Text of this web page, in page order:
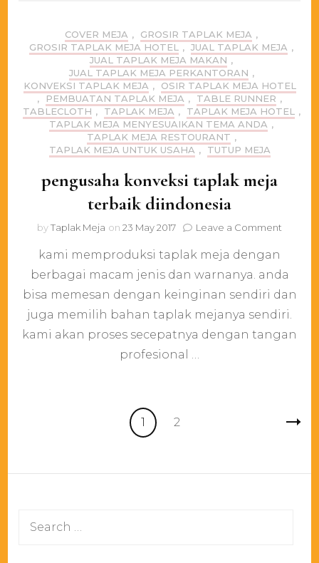
COVER MEJA , GROSIR TAPLAK MEJA ,
GROSIR TAPLAK MEJA HOTEL
, JUAL TAPLAK MEJA ,
JUAL TAPLAK MEJA MAKAN ,
JUAL TAPLAK MEJA PERKANTORAN ,
KONVEKSI TAPLAK MEJA ,
OSIR TAPLAK MEJA HOTEL
,
PEMBUATAN TAPLAK MEJA , TABLE RUNNER ,
TABLECLOTH , TAPLAK MEJA , TAPLAK MEJA HOTEL
,
TAPLAK MEJA MENYESUAIKAN TEMA ANDA ,
TAPLAK MEJA RESTOURANT ,
TAPLAK MEJA UNTUK USAHA , TUTUP MEJA
pengusaha konveksi taplak meja
terbaik diindonesia
byTaplak Meja on 23 May 2017 Leave a Comment
terbaik
kami memproduksi taplak meja dengan
berbagai macam jenis dan warnanya. anda
bisa memesan dengan keinginan sendiri dan
juga memilih bahan taplak mejanya sendiri.
kami akan proses secepatnya dengan tangan
profesional …
Page
1 Page
2
Search